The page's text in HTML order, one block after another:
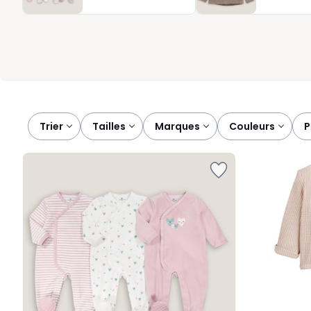
Tout est disponible en plusieurs tailles afin d’accompagner la
Trier
tailles marques couleurs